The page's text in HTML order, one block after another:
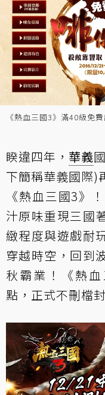
《熱血三國3》滿40級免
睽違四年， 華義
下簡稱華義國際)
《熱血三國3》
汁原味重現三國
緻程度與遊戲耐
穿越時空，回到
秋霸業！《熱
點，正式不刪檔封